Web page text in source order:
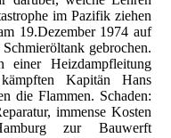
im Pazifik ziehen
19.Dezember 1974 auf
gebrochen.
Heizdampfleitung
Kapitän Hans
die Flammen. Schaden:
immense Kosten
zur Bauwerft